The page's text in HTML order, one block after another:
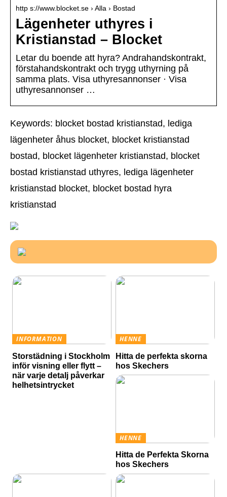
http s://www.blocket.se › Alla › Bostad
Lägenheter uthyres i
Kristianstad – Blocket
Letar du boende att hyra? Andrahandskontrakt,
förstahandskontrakt och trygg uthyrning på
samma plats. Visa uthyresannonser · Visa
uthyresannonser …
Keywords: blocket bostad kristianstad, lediga
lägenheter åhus blocket, blocket kristianstad
bostad, blocket lägenheter kristianstad, blocket
bostad kristianstad uthyres, lediga lägenheter
kristianstad blocket, blocket bostad hyra
kristianstad
INFORMATION
Storstädning i Stockholm
inför visning eller flytt –
när varje detalj påverkar
helhetsintrycket
HENNE
Hitta de perfekta skorna
hos Skechers
HENNE
Hitta de Perfekta Skorna
hos Skechers